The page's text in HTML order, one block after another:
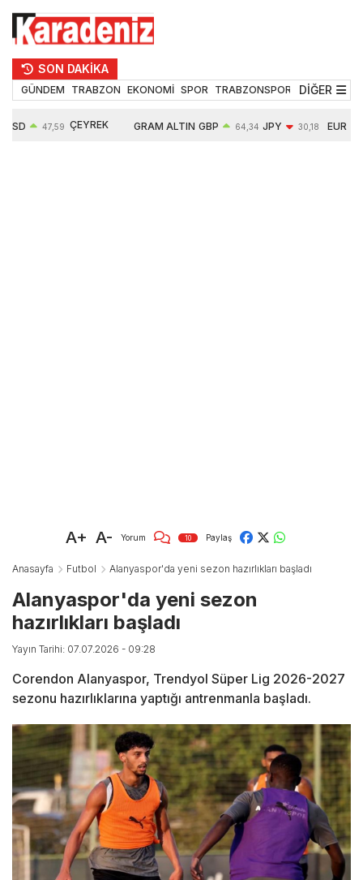
SON DAKİKA
GÜNDEM TRABZON EKONOMİ SPOR TRABZONSPOR TEKNOLOJİ
DİĞER
USD 47,59 ÇEYREK GRAM ALTIN GBP 64,34 JPY 30,18 EUR
A+ A- Yorum 10 Paylaş
Anasayfa Futbol Alanyaspor'da yeni sezon hazırlıkları başladı
Alanyaspor'da yeni sezon
hazırlıkları başladı
Yayın Tarihi: 07.07.2026 - 09:28
Corendon Alanyaspor, Trendyol Süper Lig 2026-2027
sezonu hazırlıklarına yaptığı antrenmanla başladı.